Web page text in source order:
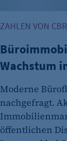
Cookie
etracker
ZAHLEN VON
Wachstum
Moderne
nachgefragt.
öffentlichen